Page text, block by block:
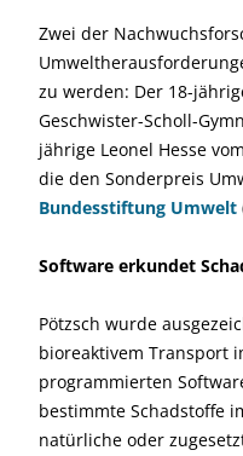
Zwei der
zu werden: Der 18-
Geschwister-Scholl-
jährige Leonel Hesse
die den Sonderpreis
Bundesstiftung Umwelt
Software erkundet
Pötzsch wurde
bioreaktivem Transport
programmierten
bestimmte Schadstoffe
natürliche oder